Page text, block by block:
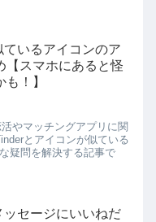
ているアイコンのア
【スマホにあると怪
も！】
やマッチングアプリに関
とアイコンが似ている
疑問を解決する記事で
ッセージにいいねだ